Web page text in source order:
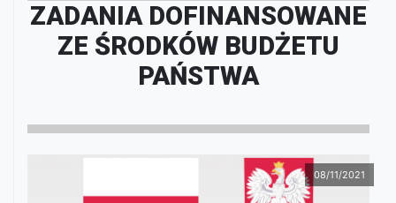
ZADANIA DOFINANSOWANE
ZE ŚRODKÓW BUDŻETU
PAŃSTWA
08/11/2021